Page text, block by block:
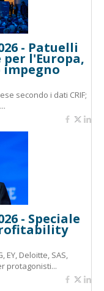
- Patuelli
per l'Europa,
impegno
secondo i dati CRIF;
- Speciale
EY, Deloitte, SAS,
protagonisti...